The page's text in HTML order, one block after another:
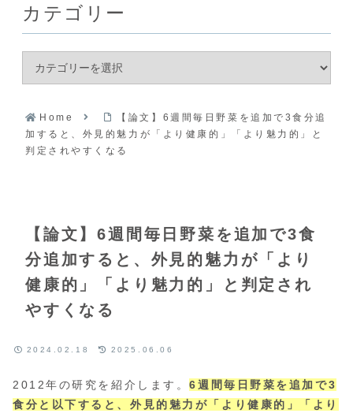
カテゴリー
Home
【論文】6週間毎日野菜を追加で3食分追
加すると、外見的魅力が「より健康的」「より魅力的」と
判定されやすくなる
【論文】6週間毎日野菜を追加で3食
分追加すると、外見的魅力が「より
健康的」「より魅力的」と判定され
やすくなる
2024.02.18 2025.06.06
2012年の研究を紹介します。6週間毎日野菜を追加で3
食分と以下すると、外見的魅力が「より健康的」「より